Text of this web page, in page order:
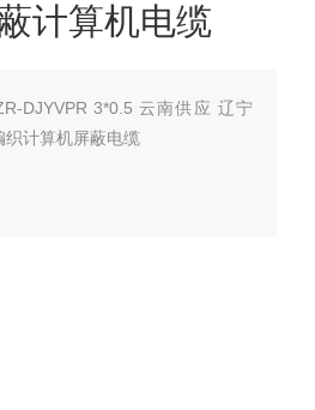
计算机电缆
3*0.5 云南供应 辽宁
织计算机屏蔽电缆